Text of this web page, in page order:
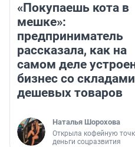
«Покупаешь кота в
мешке»:
предприниматель
рассказала, как на
самом деле
бизнес со складами
дешевых товаров
Наталья Шорохова
Открыла кофейную
деньги соцразвития